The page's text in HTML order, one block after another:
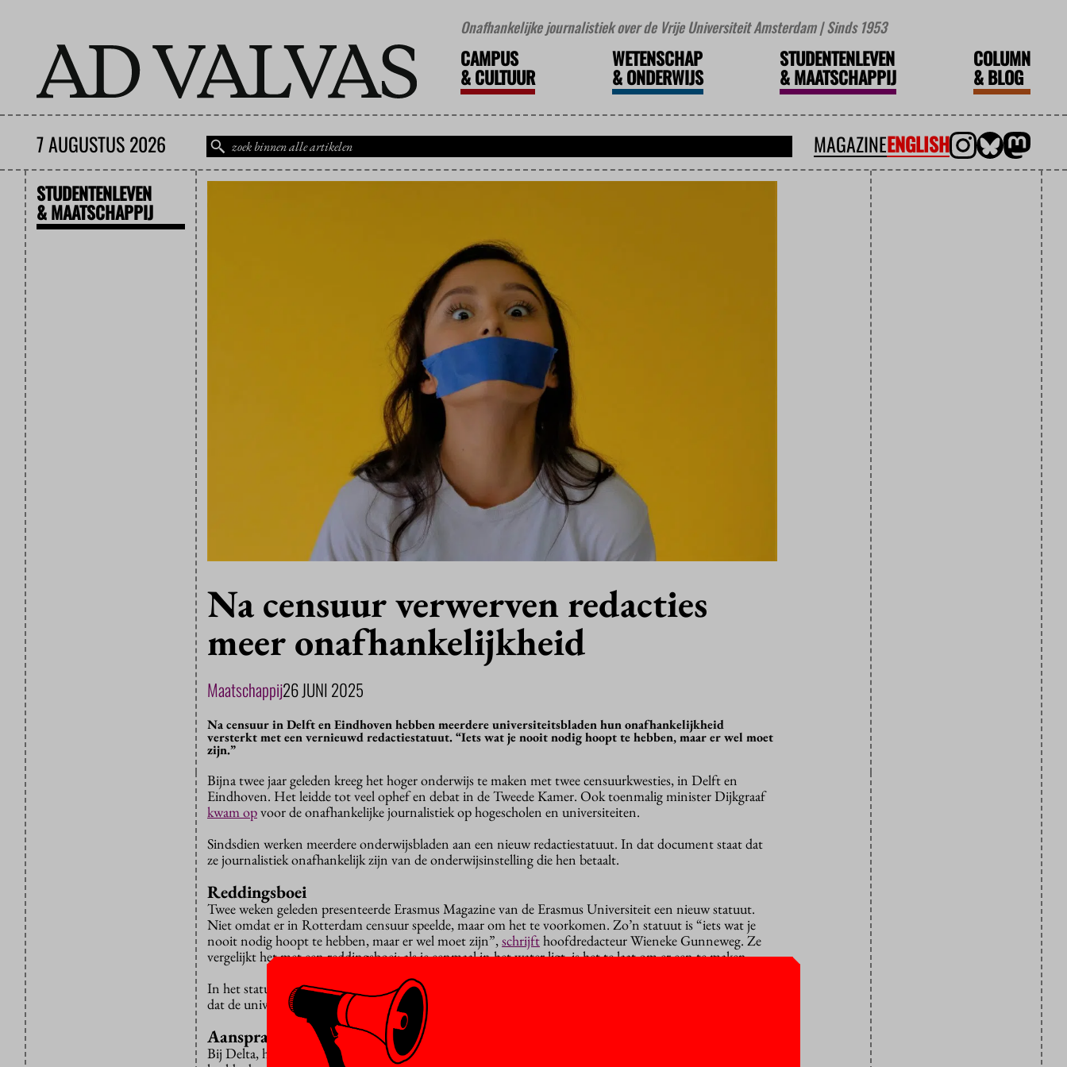
Onafhankelijke journalistiek over de Vrije Universiteit Amsterdam | Sinds 1953
CAMPUS
&CULTUUR
WETENSCHAP
&ONDERWIJS
STUDENTENLEVEN
&MAATSCHAPPIJ
COLUMN
&BLOG
7 AUGUSTUS 2026 MAGAZINEENGLISH
STUDENTENLEVEN
& MAATSCHAPPIJ
Na censuur verwerven redacties
meer onafhankelijkheid
Maatschappij26 JUNI 2025
Na censuur in Delft en Eindhoven hebben meerdere universiteitsbladen hun onafhankelijkheid
versterkt met een vernieuwd redactiestatuut. “Iets wat je nooit nodig hoopt te hebben, maar er wel moet
zijn.”
Bijna twee jaar geleden kreeg het hoger onderwijs te maken met twee censuurkwesties, in Delft en
Eindhoven. Het leidde tot veel ophef en debat in de Tweede Kamer. Ook toenmalig minister Dijkgraaf
kwam opvoor de onafhankelijke journalistiek op hogescholen en universiteiten.
Sindsdien werken meerdere onderwijsbladen aan een nieuw redactiestatuut. In dat document staat dat
ze journalistiek onafhankelijk zijn van de onderwijsinstelling die hen betaalt.
Reddingsboei
Twee weken geleden presenteerde Erasmus Magazine van de Erasmus Universiteit een nieuw statuut.
Niet omdat er in Rotterdam censuur speelde, maar om het te voorkomen. Zo’n statuut is “iets wat je
nooit nodig hoopt te hebben, maar er wel moet zijn”, schrijfthoofdredacteur Wieneke Gunneweg. Ze
vergelijkt het met een reddingsboei: als je eenmaal in het water ligt, is het te laat om er een te maken.
In het statuut is de onafhankelijkheid van de redactie onder meer versterkt door expliciet op te schrijven
dat de universiteit de “vrije en onafhankelijke beroepsuitoefening van journalisten zal eerbiedigen”.
Aansprakelijk
Bij Delta, het blad van de TU Delft was meer aan de hand. Onder druk van juristen van de universiteit